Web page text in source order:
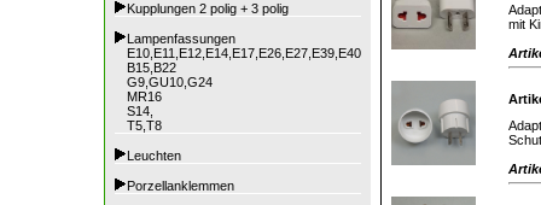
Kupplungen 2 polig + 3 polig
Lampenfassungen
E10,E11,E12,E14,E17,E26,E27,E39,E40
B15,B22
G9,GU10,G24
MR16
S14,
T5,T8
Leuchten
Porzellanklemmen
mit